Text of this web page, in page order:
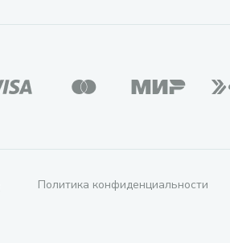
Политика конфиденциальности